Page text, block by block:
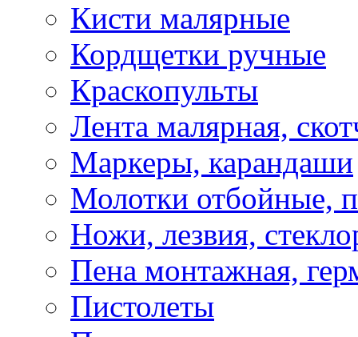
Кисти малярные
Кордщетки ручные
Краскопульты
Лента малярная,
Маркеры, карандаши
Молотки отбойные,
Ножи, лезвия,
Пена монтажная,
Пистолеты